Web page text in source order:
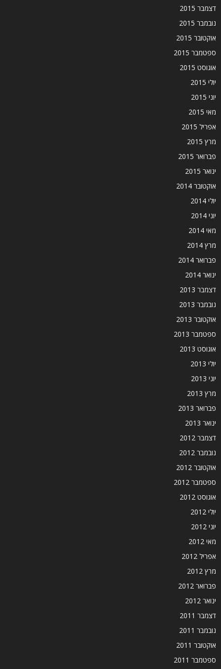
דצמבר 2015
נובמבר 2015
אוקטובר 2015
ספטמבר 2015
אוגוסט 2015
יולי 2015
יוני 2015
מאי 2015
אפריל 2015
מרץ 2015
פברואר 2015
ינואר 2015
אוקטובר 2014
יולי 2014
יוני 2014
מאי 2014
מרץ 2014
פברואר 2014
ינואר 2014
דצמבר 2013
נובמבר 2013
אוקטובר 2013
ספטמבר 2013
אוגוסט 2013
יולי 2013
יוני 2013
מרץ 2013
פברואר 2013
ינואר 2013
דצמבר 2012
נובמבר 2012
אוקטובר 2012
ספטמבר 2012
אוגוסט 2012
יולי 2012
יוני 2012
מאי 2012
אפריל 2012
מרץ 2012
פברואר 2012
ינואר 2012
דצמבר 2011
נובמבר 2011
אוקטובר 2011
ספטמבר 2011